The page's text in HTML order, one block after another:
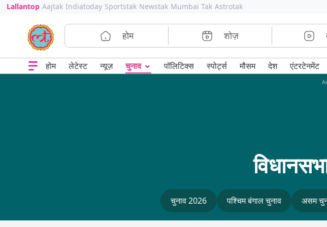
Lallantop Aajtak Indiatoday Sportstak Newstak Mumbai Tak Astrotak
होम शोज़
होम लेटेस्ट न्यूज़ चुनाव ⌄ पॉलिटिक्स स्पोर्ट्स मौसम देश एंटरटेनमेंट
चुनाव 2026 पश्चिम बंगाल चुनाव असम